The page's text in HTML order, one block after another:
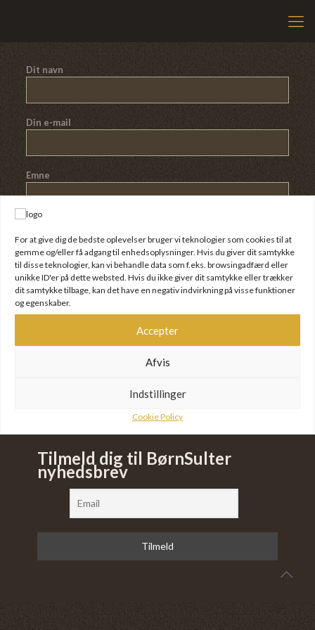
For at give dig de bedste oplevelser bruger vi teknologier som cookies til at
gemme og/eller få adgang til enhedsoplysninger. Hvis du giver dit samtykke
til disse teknologier, kan vi behandle data som f.eks. browsingadfærd eller
unikke ID'er på dette websted. Hvis du ikke giver dit samtykke eller trækker
dit samtykke tilbage, kan det have en negativ indvirkning på visse funktioner
og egenskaber.
Accepter
Afvis
Indstillinger
Cookie Policy
Dit navn
Din e-mail
Emne
Tilmeld dig til BørnSulter
nyhedsbrev